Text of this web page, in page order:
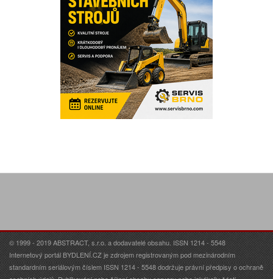
© 1999 - 2019 ABSTRACT, s.r.o. a dodavatelé obsahu. ISSN 1214 - 5548
Internetový portál BYDLENÍ.CZ je zdrojem registrovaným pod mezinárodním
standardním seriálovým číslem ISSN 1214 - 5548 dodržuje právní předpisy o ochraně